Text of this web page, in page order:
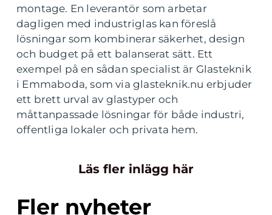
montage. En leverantör som arbetar
dagligen med industriglas kan föreslå
lösningar som kombinerar säkerhet, design
och budget på ett balanserat sätt. Ett
exempel på en sådan specialist är Glasteknik
i Emmaboda, som via glasteknik.nu erbjuder
ett brett urval av glastyper och
måttanpassade lösningar för både industri,
offentliga lokaler och privata hem.
Läs fler inlägg här
Fler nyheter